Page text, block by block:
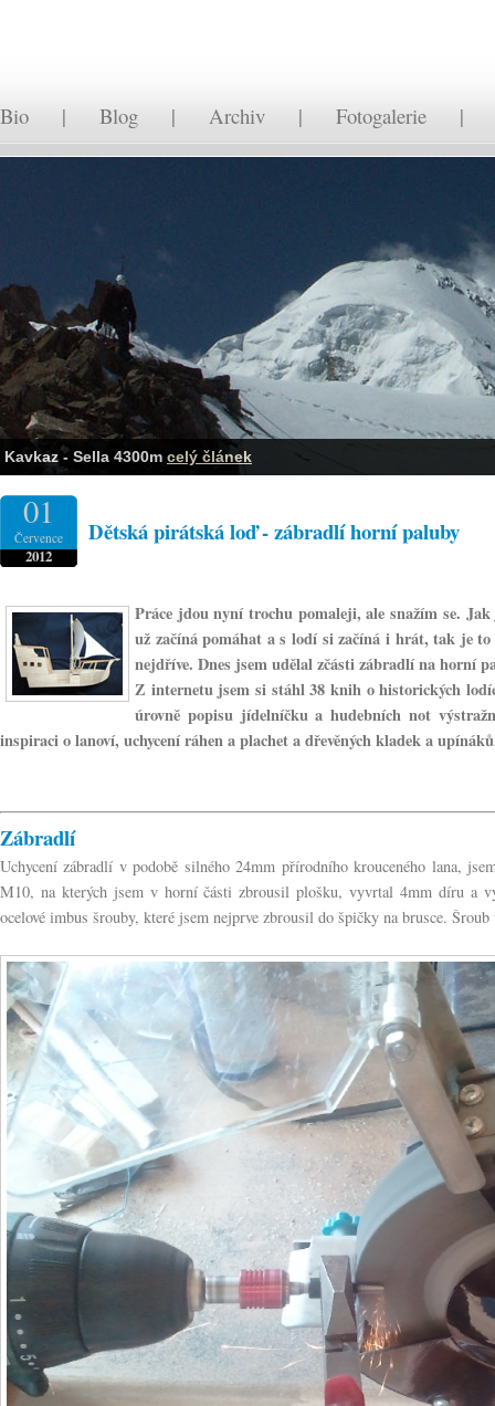
Bio | Blog | Archiv | Fotogalerie
Tea House - vlastní projekt
01
Července
2012
Dětská pirátská loď - zábradlí horní paluby
Práce jdou nyní trochu pomaleji, ale snažím se.
už začíná pomáhat a s lodí si začíná i hrát, tak je
nejdříve. Dnes jsem udělal zčásti zábradlí na horní
Z internetu jsem si stáhl 38 knih o historických
úrovně popisu jídelníčku a hudebních not
inspiraci o lanoví, uchycení ráhen a plachet a dřevěných kladek a
Zábradlí
Uchycení zábradlí v podobě silného 24mm přírodního krouceného lana,
M10, na kterých jsem v horní části zbrousil plošku, vyvrtal 4mm díru a
ocelové imbus šrouby, které jsem nejprve zbrousil do špičky na brusce.